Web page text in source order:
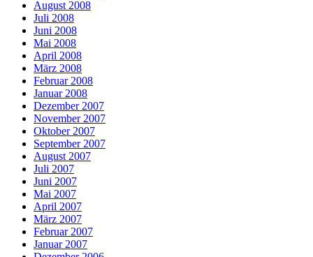
August 2008
Juli 2008
Juni 2008
Mai 2008
April 2008
März 2008
Februar 2008
Januar 2008
Dezember 2007
November 2007
Oktober 2007
September 2007
August 2007
Juli 2007
Juni 2007
Mai 2007
April 2007
März 2007
Februar 2007
Januar 2007